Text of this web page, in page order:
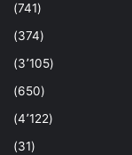
(741)
(374)
(3٬105)
(650)
(4٬122)
(31)